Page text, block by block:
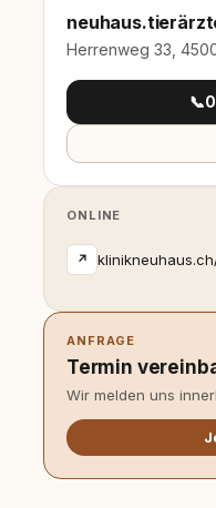
Herrenweg 33,
📞
ONLINE
↗
ANFRAGE
Termin
Wir melden uns